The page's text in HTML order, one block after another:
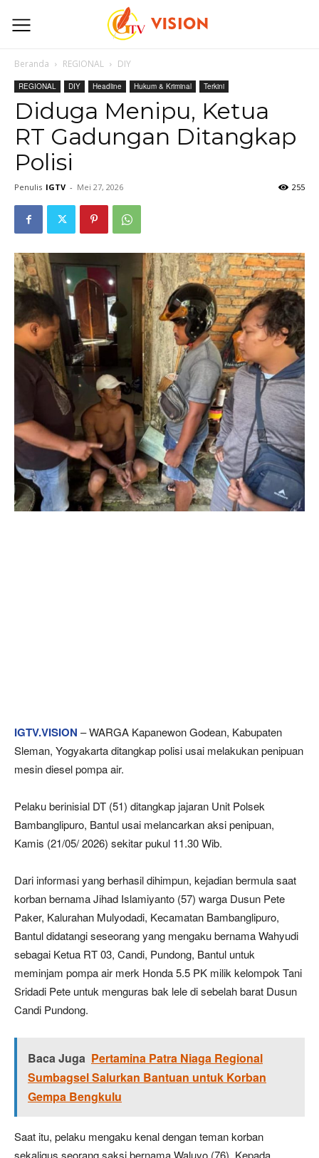
Beranda REGIONAL DIY
REGIONAL DIY Headline Hukum & Kriminal Terkini
Diduga Menipu, Ketua
RT Gadungan Ditangkap
Polisi
Penulis IGTV - Mei 27, 2026 255
IGTV.VISION – WARGA Kapanewon Godean, Kabupaten
Sleman, Yogyakarta ditangkap polisi usai melakukan penipuan
mesin diesel pompa air.
Pelaku berinisial DT (51) ditangkap jajaran Unit Polsek
Bambanglipuro, Bantul usai melancarkan aksi penipuan,
Kamis (21/05/ 2026) sekitar pukul 11.30 Wib.
Dari informasi yang berhasil dihimpun, kejadian bermula saat
korban bernama Jihad Islamiyanto (57) warga Dusun Pete
Paker, Kalurahan Mulyodadi, Kecamatan Bambanglipuro,
Bantul didatangi seseorang yang mengaku bernama Wahyudi
sebagai Ketua RT 03, Candi, Pundong, Bantul untuk
meminjam pompa air merk Honda 5.5 PK milik kelompok Tani
Sridadi Pete untuk menguras bak lele di sebelah barat Dusun
Candi Pundong.
Baca Juga Pertamina Patra Niaga Regional
Sumbagsel Salurkan Bantuan untuk Korban
Gempa Bengkulu
Saat itu, pelaku mengaku kenal dengan teman korban